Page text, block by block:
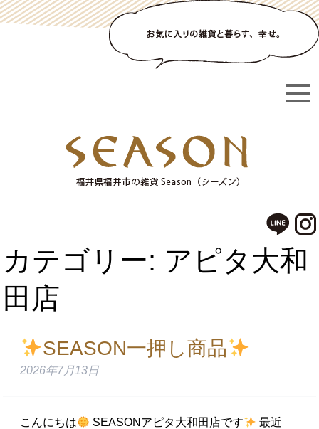
カテゴリー: アピタ大和
田店
SEASON一押し商品
2026年7月13日
こんにちは SEASONアピタ大和田店です
最近